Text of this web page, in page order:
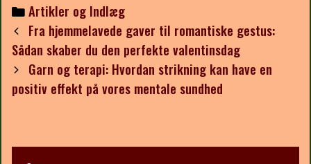
Categories
Artikler og Indlæg
Post
navigation
Fra hjemmelavede gaver til romantiske gestus:
Sådan skaber du den perfekte valentinsdag
Garn og terapi: Hvordan strikning kan have en
positiv effekt på vores mentale sundhed